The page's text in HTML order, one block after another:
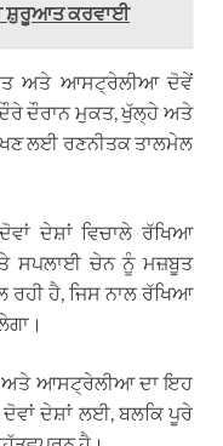
ਸ਼ੁਰੂਆਤ ਕਰਵਾਈ
ਅਤੇ ਆਸਟ੍ਰੇਲੀਆ ਦੋਵੇਂ
ਦੌਰਾਨ ਮੁਕਤ, ਖੁੱਲ੍ਹੇ ਅਤੇ
ਲਈ ਰਣਨੀਤਕ ਤਾਲਮੇਲ
ਦੇਸ਼ਾਂ ਵਿਚਾਲੇ ਰੱਖਿਆ
ਸਪਲਾਈ ਚੇਨ ਨੂੰ ਮਜ਼ਬੂਤ
ਹੈ, ਜਿਸ ਨਾਲ ਰੱਖਿਆ
ਅਤੇ ਆਸਟ੍ਰੇਲੀਆ ਦਾ ਇਹ
ਦੇਸ਼ਾਂ ਲਈ, ਬਲਕਿ ਪੂਰੇ